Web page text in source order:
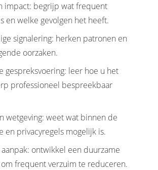
impact: begrijp wat frequent
en welke gevolgen het heeft.
signalering: herken patronen en
oorzaken.
gespreksvoering: leer hoe u het
professioneel bespreekbaar
wetgeving: weet wat binnen de
en privacyregels mogelijk is.
ontwikkel een duurzame
frequent verzuim te reduceren.